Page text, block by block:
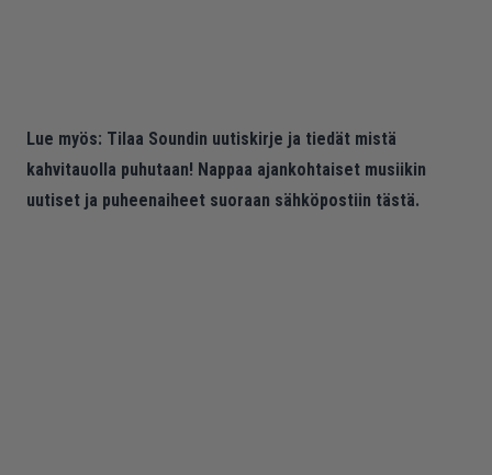
Lue myös: Tilaa Soundin uutiskirje ja tiedät mistä
kahvitauolla puhutaan! Nappaa ajankohtaiset musiikin
uutiset ja puheenaiheet suoraan sähköpostiin tästä.